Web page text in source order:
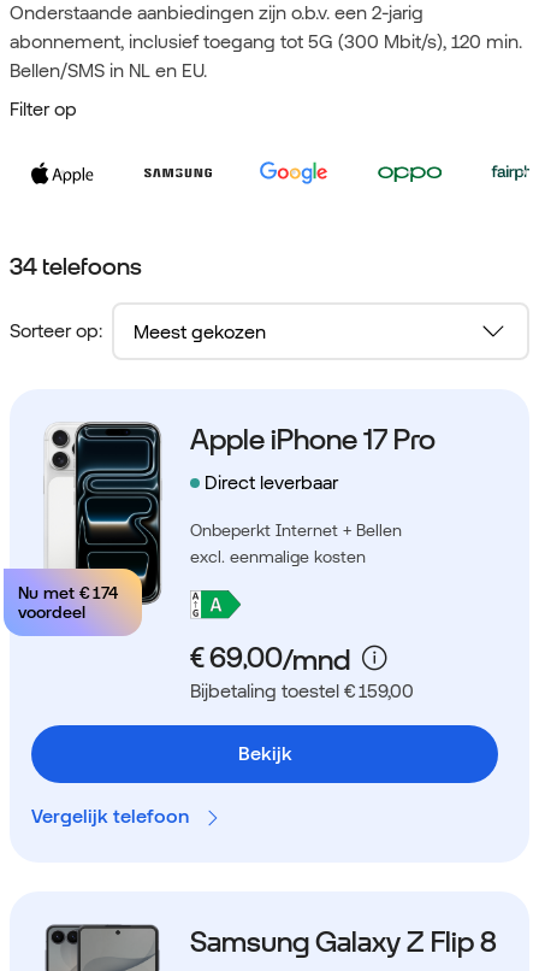
Onderstaande aanbiedingen zijn o.b.v. een 2-jarig
abonnement, inclusief toegang tot 5G (300 Mbit/s), 120 min.
Bellen/SMS in NL en EU.
Filter op
34 telefoons
Sorteer op:
Nu met € 174
voordeel
Apple iPhone 17 Pro
Direct leverbaar
Onbeperkt Internet + Bellen
excl. eenmalige kosten
Bijbetaling toestel € 159,00
Bekijk
Vergelijk telefoon
Samsung Galaxy Z Flip 8